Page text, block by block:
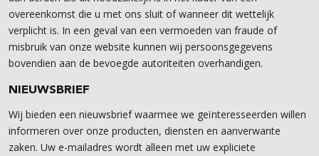
overeenkomst die u met ons sluit of wanneer dit wettelijk
verplicht is. In een geval van een vermoeden van fraude of
misbruik van onze website kunnen wij persoonsgegevens
bovendien aan de bevoegde autoriteiten overhandigen.
NIEUWSBRIEF
Wij bieden een nieuwsbrief waarmee we geïnteresseerden willen
informeren over onze producten, diensten en aanverwante
zaken. Uw e-mailadres wordt alleen met uw expliciete